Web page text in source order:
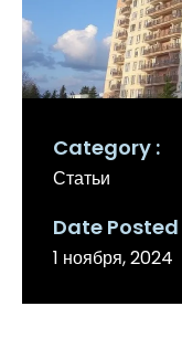
Category
Статьи
Date Posted
1 ноября, 2024